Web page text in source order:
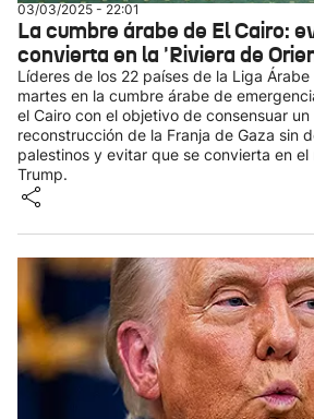
03/03/2025 - 22:01
La cumbre árabe de El Cairo:
convierta en la 'Riviera de
Líderes de los 22 países de la Liga
martes en la cumbre árabe de
el Cairo con el objetivo de consensuar
reconstrucción de la Franja de Gaza sin
palestinos y evitar que se convierta en
Trump.